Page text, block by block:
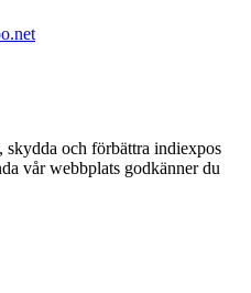
skydda och förbättra indiexpos
vår webbplats godkänner du